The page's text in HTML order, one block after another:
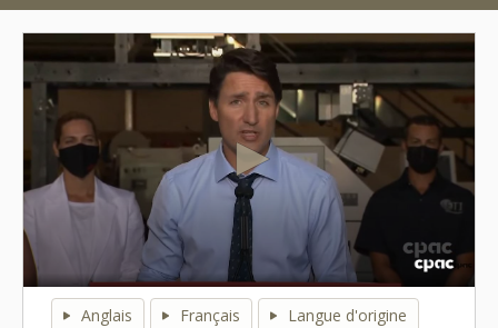
secondsAnglais Français Langue d'origine